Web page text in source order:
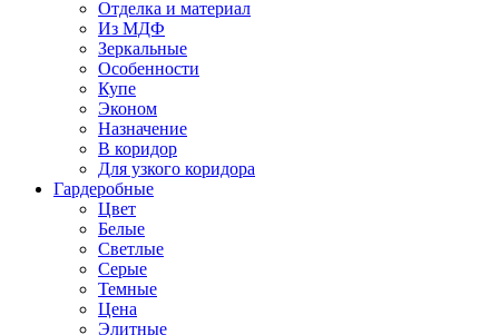
Отделка и материал
Из МДФ
Зеркальные
Особенности
Купе
Эконом
Назначение
В коридор
Для узкого коридора
Гардеробные
Цвет
Белые
Светлые
Серые
Темные
Цена
Элитные